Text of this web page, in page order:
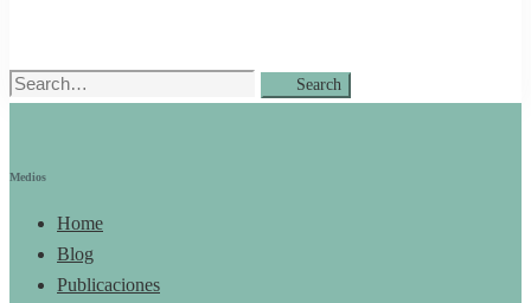
Search
Search
Medios
Home
Blog
Publicaciones